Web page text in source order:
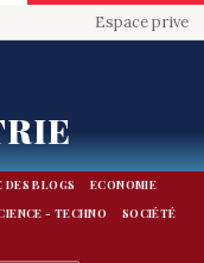
Espace prive
DES BLOGS
ECONOMIE
- TECHNO
SOCIÉTÉ